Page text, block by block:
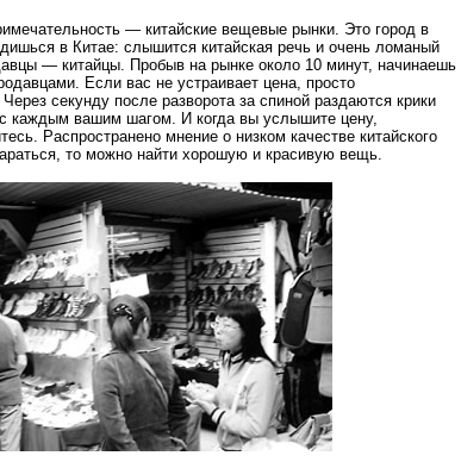
— китайские вещевые рынки. Это город в
в Китае: слышится китайская речь и очень ломаный
— китайцы. Пробыв на рынке около 10 минут, начинаешь
Если вас не устраивает цена, просто
секунду после разворота за спиной раздаются крики
каждым вашим шагом. И когда вы услышите цену,
Распространено мнение о низком качестве китайского
то можно найти хорошую и красивую вещь.